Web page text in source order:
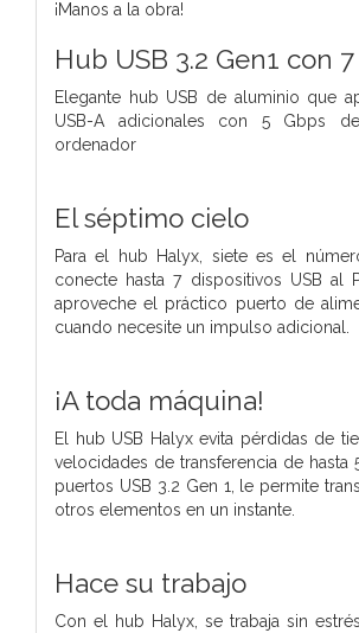
¡Manos a la obra!
Hub USB 3.2 Gen1 con
Elegante hub USB de aluminio que
USB-A adicionales con 5 Gbps
ordenador
El séptimo cielo
Para el hub Halyx, siete es el
conecte hasta 7 dispositivos USB al
aproveche el práctico puerto de
cuando necesite un impulso adicional.
¡A toda máquina!
El hub USB Halyx evita pérdidas de
velocidades de transferencia de hasta
puertos USB 3.2 Gen 1, le permite
otros elementos en un instante.
Hace su trabajo
Con el hub Halyx, se trabaja sin